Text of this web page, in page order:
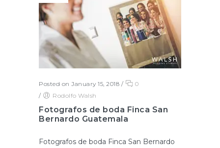
Posted on January 15, 2018 /
0
/
Rodolfo Walsh
Fotografos de boda Finca San
Bernardo Guatemala
Fotografos de boda Finca San Bernardo